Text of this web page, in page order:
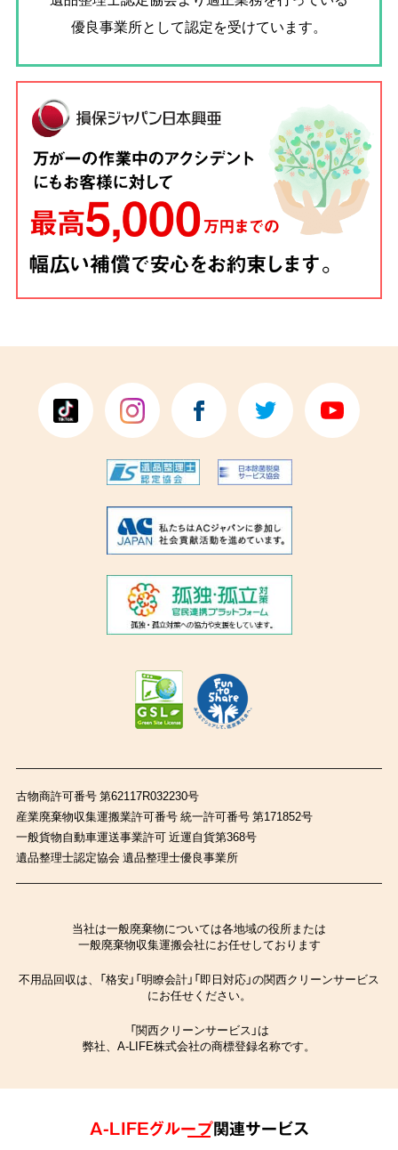
優良事業所として認定を受けています。
古物商許可番号 第62117R032230号
産業廃棄物収集運搬業許可番号 統一許可番号 第171852号
一般貨物自動車運送事業許可 近運自貨第368号
遺品整理士認定協会 遺品整理士優良事業所
当社は一般廃棄物については各地域の役所または
一般廃棄物収集運搬会社にお任せしております
不用品回収は、「格安」「明瞭会計」「即日対応」の関西クリーンサービス
にお任せください。
「関西クリーンサービス」は
弊社、A-LIFE株式会社の商標登録名称です。
A-LIFEグループ関連サービス